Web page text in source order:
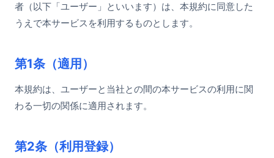
者（以下「ユーザー」といいます）は、本規約に同意した
うえで本サービスを利用するものとします。
第1条（適用）
本規約は、ユーザーと当社との間の本サービスの利用に関
わる一切の関係に適用されます。
第2条（利用登録）